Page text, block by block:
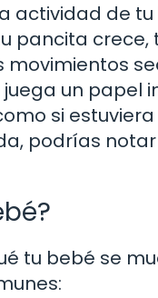
actividad de
pancita
un papel
si
podrías
tu bebé se